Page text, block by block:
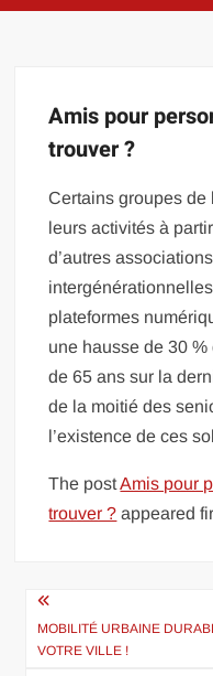
Amis pour
trouver ?
Certains groupes de
leurs activités à
d’autres
plateformes
une hausse de 30
de 65 ans sur la
de la moitié des
l’existence de ces
The postAmis pour
trouver ? appeared
Navigation
de
MOBILITÉ URBAINE
VOTRE VILLE !